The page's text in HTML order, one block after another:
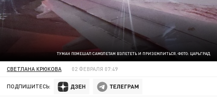
ТУМАН ПОМЕШАЛ САМОЛЕТАМ ВЗЛЕТЕТЬ И ПРИЗЕМЛИТЬСЯ. ФОТО: ЦАРЬГРАД
СВЕТЛАНА КРЮКОВА 02 ФЕВРАЛЯ 07:49
ПОДПИШИТЕСЬ: